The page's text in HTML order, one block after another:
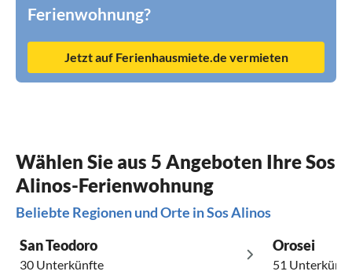
Ferienwohnung?
Jetzt auf Ferienhausmiete.de vermieten
Wählen Sie aus 5 Angeboten Ihre Sos
Alinos-Ferienwohnung
Beliebte Regionen und Orte in Sos Alinos
San Teodoro
30 Unterkünfte
Orosei
51